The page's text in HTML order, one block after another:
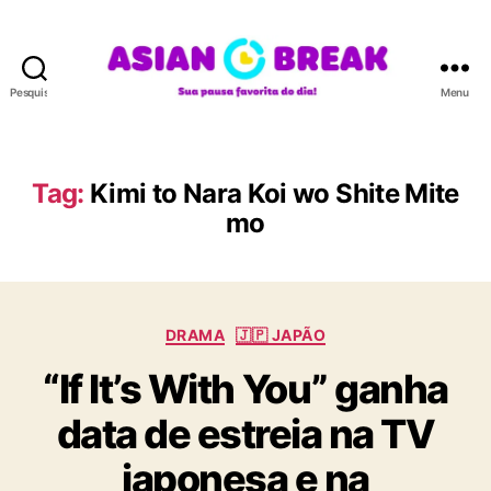
Pesquisar
A
N
B
E
K
Menu
Tag: Kimi to Nara Koi wo Shite Mite
mo
C
t
e
g
o
r
DRAMA 🇯🇵 JAPÃO
“If It’s With You” ganha
data de estreia na TV
japonesa e na